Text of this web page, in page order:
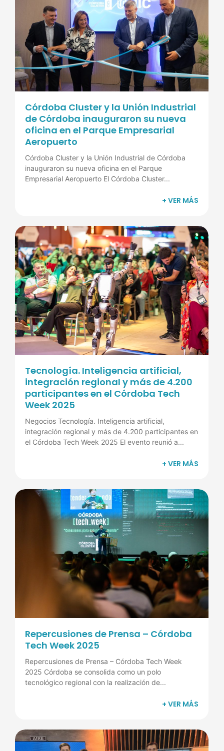
Córdoba Cluster y la Unión Industrial
de Córdoba inauguraron su nueva
oficina en el Parque Empresarial
Aeropuerto
Córdoba Cluster y la Unión Industrial de Córdoba
inauguraron su nueva oficina en el Parque
Empresarial Aeropuerto El Córdoba Cluster...
+ VER MÁS
Tecnología. Inteligencia artificial,
integración regional y más de 4.200
participantes en el Córdoba Tech
Week 2025
Negocios Tecnología. Inteligencia artificial,
integración regional y más de 4.200 participantes en
el Córdoba Tech Week 2025 El evento reunió a...
+ VER MÁS
Repercusiones de Prensa – Córdoba
Tech Week 2025
Repercusiones de Prensa – Córdoba Tech Week
2025 Córdoba se consolida como un polo
tecnológico regional con la realización de...
+ VER MÁS